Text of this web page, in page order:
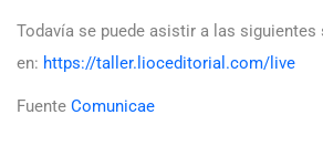
Todavía se puede asistir a las siguientes
en: https://taller.lioceditorial.com/live
Fuente Comunicae